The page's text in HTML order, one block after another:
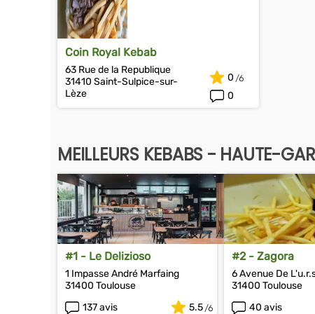
Coin Royal Kebab
63 Rue de la Republique
31410 Saint-Sulpice-sur-
Lèze
0
0
MEILLEURS KEBABS - HAUTE-
#1 - Le Delizioso
1 Impasse André Marfaing
31400 Toulouse
137 avis
5.5
#2 - Zagora
6 Avenue De
31400 Toulouse
40 avis